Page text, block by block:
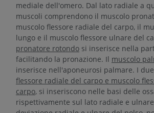
mediale dell'omero. Dal lato radiale a
muscoli comprendono il muscolo
muscolo flessore radiale del carpo, il
lungo e il muscolo flessore ulnare del
pronatore rotondo si inserisce nella
facilitando la pronazione. Il muscolo
inserisce nell'aponeurosi palmare. I
flessore radiale del carpo e muscolo
carpo, si inseriscono nelle basi delle
rispettivamente sul lato radiale e